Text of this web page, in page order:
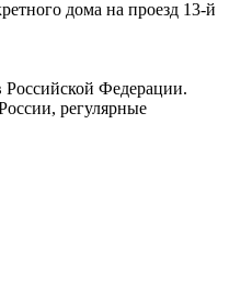
дома на проезд 13-й
Российской Федерации.
регулярные